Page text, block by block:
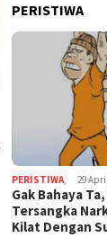
PERISTIWA
PERISTIWA, 29
Gak Bahaya
Tersangka
Kilat Dengan